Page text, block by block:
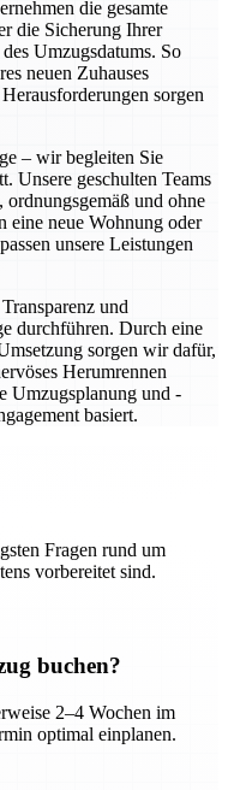
die gesamte
die Sicherung Ihrer
Umzugsdatums. So
neuen Zuhauses
sorgen
– wir begleiten Sie
Unsere geschulten Teams
und ohne
eine neue Wohnung oder
unsere Leistungen
und
durchführen. Durch eine
sorgen wir dafür,
Herumrennen
Umzugsplanung und -
basiert.
Fragen rund um
vorbereitet sind.
buchen?
2–4 Wochen im
optimal einplanen.